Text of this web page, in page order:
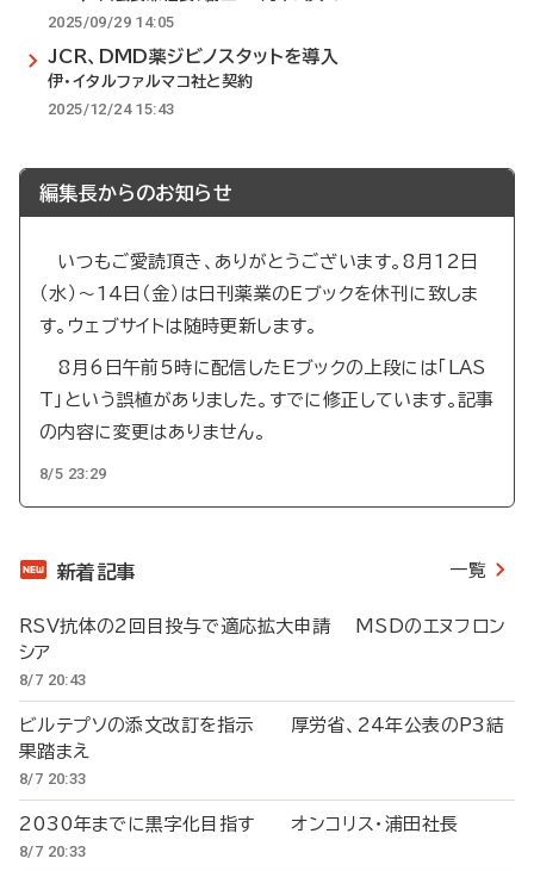
2025/09/29 14:05
JCR、DMD薬ジビノスタットを導入
伊・イタルファルマコ社と契約
2025/12/24 15:43
編集長からのお知らせ
いつもご愛読頂き、ありがとうございます。8月12日
（水）～14日（金）は日刊薬業のEブックを休刊に致しま
す。ウェブサイトは随時更新します。
8月6日午前5時に配信したEブックの上段には「LAS
T」という誤植がありました。すでに修正しています。記事
の内容に変更はありません。
8/5 23:29
新着記事 一覧
RSV抗体の2回目投与で適応拡大申請 MSDのエヌフロン
シア
8/7 20:43
ビルテプソの添文改訂を指示 厚労省、24年公表のP3結
果踏まえ
8/7 20:33
2030年までに黒字化目指す オンコリス・浦田社長
8/7 20:33